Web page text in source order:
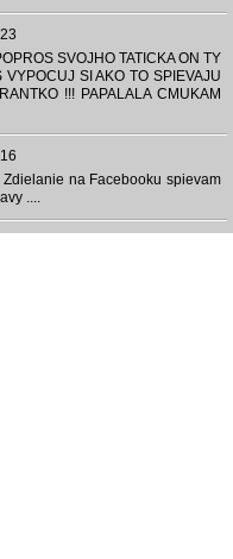
SVOJHO TATICKA ON TY
SI AKO TO SPIEVAJU
!!! PAPALALA CMUKAM
na Facebooku spievam
....